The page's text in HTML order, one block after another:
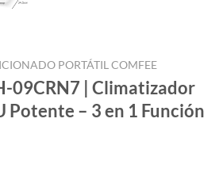
PORTÁTIL COMFEE
09CRN7 | Climatizador
Potente – 3 en 1 Función